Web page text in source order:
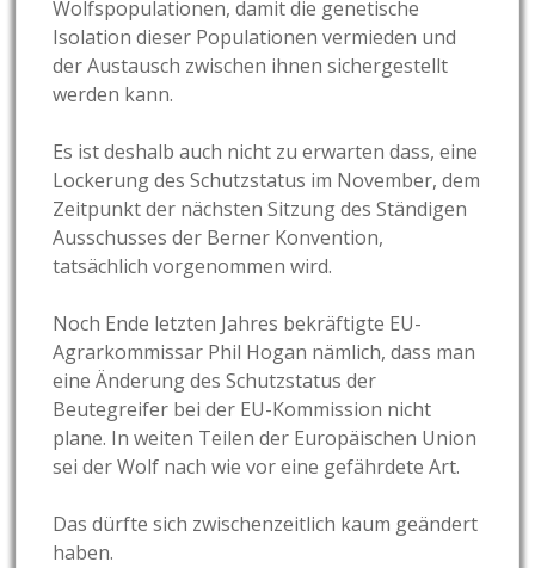
Wolfspopulationen, damit die genetische
Isolation dieser Populationen vermieden und
der Austausch zwischen ihnen sichergestellt
werden kann.
Es ist deshalb auch nicht zu erwarten dass, eine
Lockerung des Schutzstatus im November, dem
Zeitpunkt der nächsten Sitzung des Ständigen
Ausschusses der Berner Konvention,
tatsächlich vorgenommen wird.
Noch Ende letzten Jahres bekräftigte EU-
Agrarkommissar Phil Hogan nämlich, dass man
eine Änderung des Schutzstatus der
Beutegreifer bei der EU-Kommission nicht
plane. In weiten Teilen der Europäischen Union
sei der Wolf nach wie vor eine gefährdete Art.
Das dürfte sich zwischenzeitlich kaum geändert
haben.